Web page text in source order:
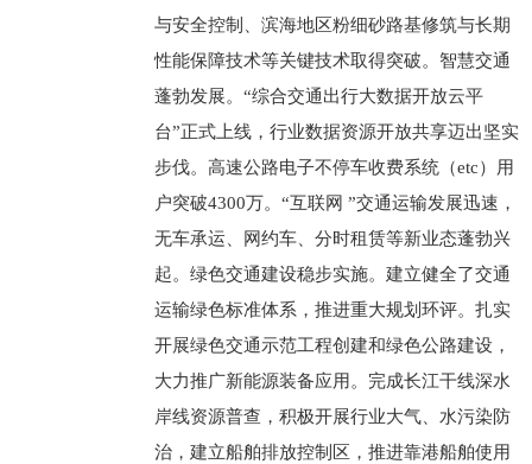
与安全控制、滨海地区粉细砂路基修筑与长期
性能保障技术等关键技术取得突破。智慧交通
蓬勃发展。“综合交通出行大数据开放云平
台”正式上线，行业数据资源开放共享迈出坚实
步伐。高速公路电子不停车收费系统（etc）用
户突破4300万。“互联网 ”交通运输发展迅速，
无车承运、网约车、分时租赁等新业态蓬勃兴
起。绿色交通建设稳步实施。建立健全了交通
运输绿色标准体系，推进重大规划环评。扎实
开展绿色交通示范工程创建和绿色公路建设，
大力推广新能源装备应用。完成长江干线深水
岸线资源普查，积极开展行业大气、水污染防
治，建立船舶排放控制区，推进靠港船舶使用